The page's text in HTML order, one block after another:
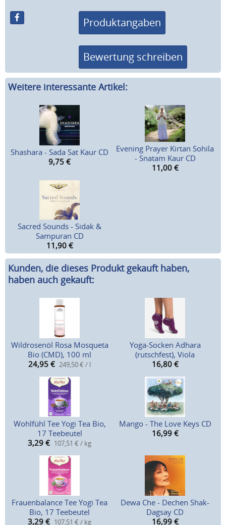
Produktangaben
Bewertung schreiben
Weitere interessante Artikel:
Shashara - Sada Sat Kaur CD
9,75 €
Evening Prayer Kirtan Sohila
- Snatam Kaur CD
11,00 €
Sacred Sounds - Sidak &
Sampuran CD
11,90 €
Kunden, die dieses Produkt gekauft haben,
haben auch gekauft:
Wildrosenöl Rosa Mosqueta
Bio (CMD), 100 ml
24,95 € 249,50 € / l
Yoga-Socken Adhara
(rutschfest), Viola
16,80 €
Wohlfühl Tee Yogi Tea Bio,
17 Teebeutel
3,29 € 107,51 € / kg
Mango - The Love Keys CD
16,99 €
Frauenbalance Tee Yogi Tea
Bio, 17 Teebeutel
3,29 € 107,51 € / kg
Dewa Che - Dechen Shak-
Dagsay CD
16,99 €